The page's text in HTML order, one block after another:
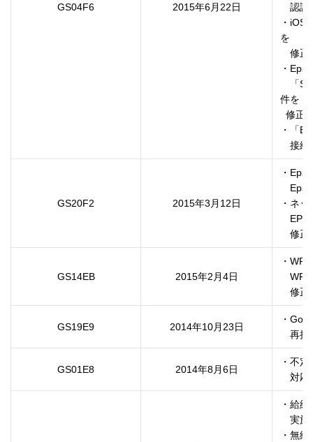
GS04F6 2015年6月22日
認識
・
を
修正
・
「
件を
  修正しました。
・「
接続
GS20F2 2015年3月12日
・
・ネ
修正
GS14EB 2015年2月4日
・
修正
GS19E9 2014年10月23日
・
再接
GS01E8 2014年8月6日
・不
対応
・給
実施
・無